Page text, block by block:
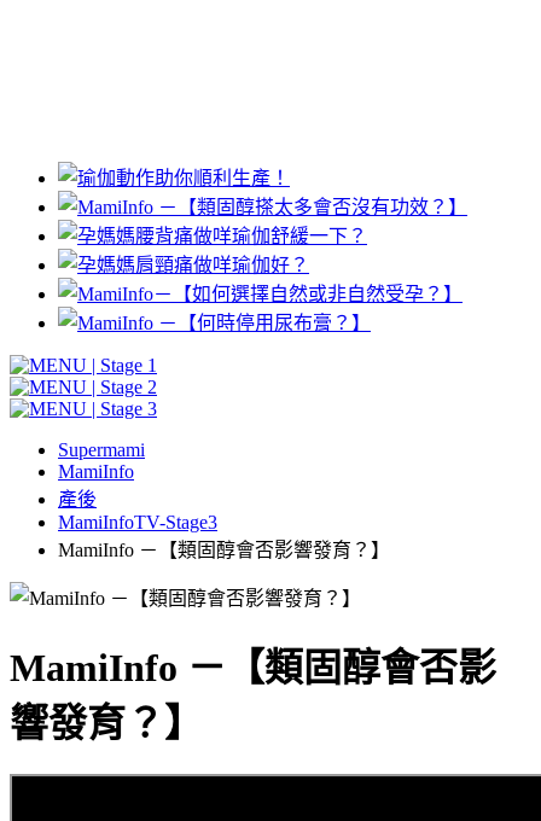
Supermami
MamiInfo
產後
MamiInfoTV-Stage3
MamiInfo －【類固醇會否影響發育？】
MamiInfo －【類固醇會否影
響發育？】